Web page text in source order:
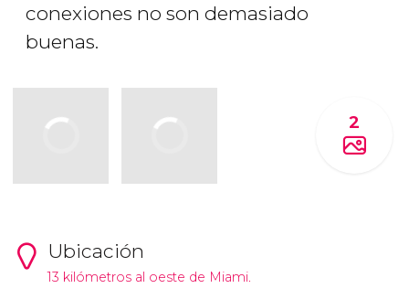
conexiones no son demasiado
buenas.
2
Ubicación
13 kilómetros al oeste de Miami.